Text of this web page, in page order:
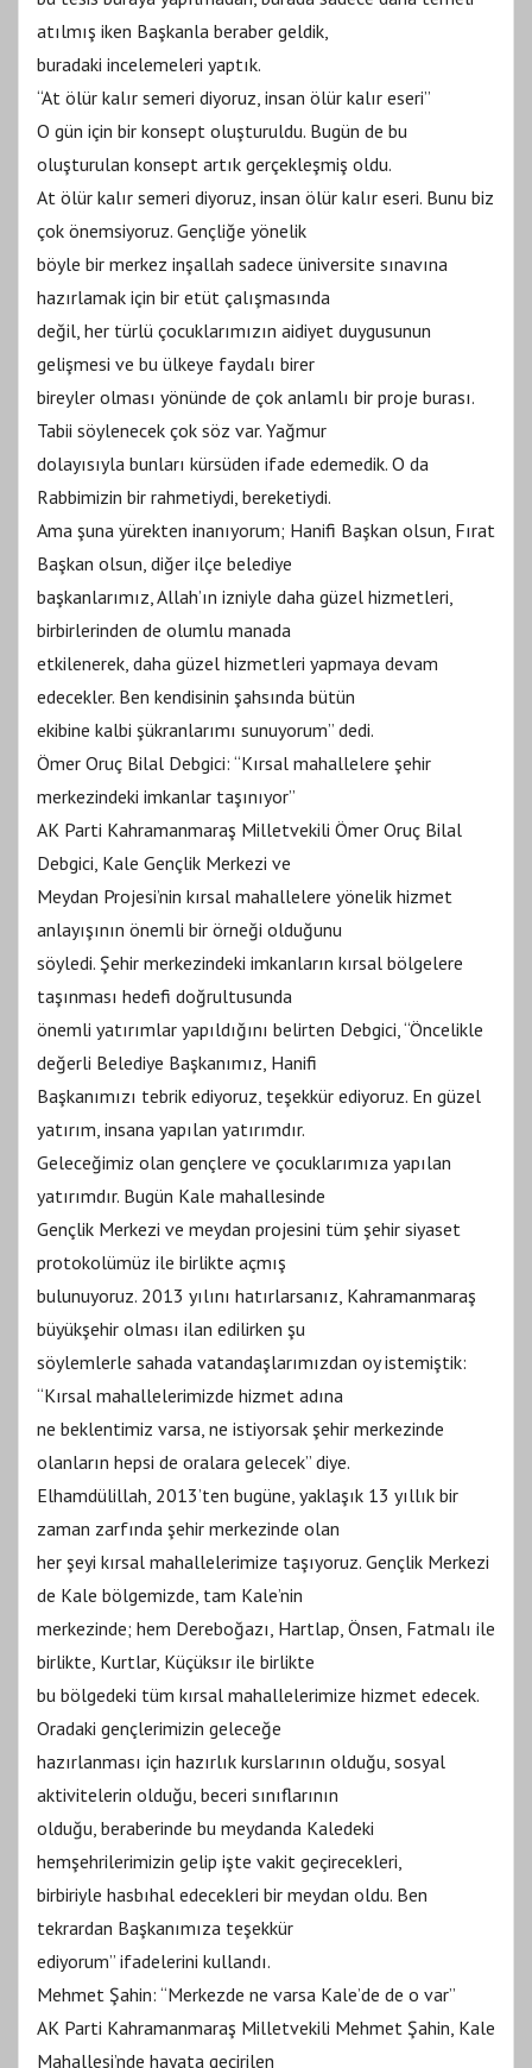
atılmış iken Başkanla beraber geldik,
buradaki incelemeleri yaptık.
“At ölür kalır semeri diyoruz, insan ölür kalır eseri”
O gün için bir konsept oluşturuldu. Bugün de bu
oluşturulan konsept artık gerçekleşmiş oldu.
At ölür kalır semeri diyoruz, insan ölür kalır eseri. Bunu biz
çok önemsiyoruz. Gençliğe yönelik
böyle bir merkez inşallah sadece üniversite sınavına
hazırlamak için bir etüt çalışmasında
değil, her türlü çocuklarımızın aidiyet duygusunun
gelişmesi ve bu ülkeye faydalı birer
bireyler olması yönünde de çok anlamlı bir proje burası.
Tabii söylenecek çok söz var. Yağmur
dolayısıyla bunları kürsüden ifade edemedik. O da
Rabbimizin bir rahmetiydi, bereketiydi.
Ama şuna yürekten inanıyorum; Hanifi Başkan olsun, Fırat
Başkan olsun, diğer ilçe belediye
başkanlarımız, Allah’ın izniyle daha güzel hizmetleri,
birbirlerinden de olumlu manada
etkilenerek, daha güzel hizmetleri yapmaya devam
edecekler. Ben kendisinin şahsında bütün
ekibine kalbi şükranlarımı sunuyorum” dedi.
Ömer Oruç Bilal Debgici: “Kırsal mahallelere şehir
merkezindeki imkanlar taşınıyor”
AK Parti Kahramanmaraş Milletvekili Ömer Oruç Bilal
Debgici, Kale Gençlik Merkezi ve
Meydan Projesi’nin kırsal mahallelere yönelik hizmet
anlayışının önemli bir örneği olduğunu
söyledi. Şehir merkezindeki imkanların kırsal bölgelere
taşınması hedefi doğrultusunda
önemli yatırımlar yapıldığını belirten Debgici, “Öncelikle
değerli Belediye Başkanımız, Hanifi
Başkanımızı tebrik ediyoruz, teşekkür ediyoruz. En güzel
yatırım, insana yapılan yatırımdır.
Geleceğimiz olan gençlere ve çocuklarımıza yapılan
yatırımdır. Bugün Kale mahallesinde
Gençlik Merkezi ve meydan projesini tüm şehir siyaset
protokolümüz ile birlikte açmış
bulunuyoruz. 2013 yılını hatırlarsanız, Kahramanmaraş
büyükşehir olması ilan edilirken şu
söylemlerle sahada vatandaşlarımızdan oy istemiştik:
“Kırsal mahallelerimizde hizmet adına
ne beklentimiz varsa, ne istiyorsak şehir merkezinde
olanların hepsi de oralara gelecek” diye.
Elhamdülillah, 2013’ten bugüne, yaklaşık 13 yıllık bir
zaman zarfında şehir merkezinde olan
her şeyi kırsal mahallelerimize taşıyoruz. Gençlik Merkezi
de Kale bölgemizde, tam Kale’nin
merkezinde; hem Dereboğazı, Hartlap, Önsen, Fatmalı ile
birlikte, Kurtlar, Küçüksır ile birlikte
bu bölgedeki tüm kırsal mahallelerimize hizmet edecek.
Oradaki gençlerimizin geleceğe
hazırlanması için hazırlık kurslarının olduğu, sosyal
aktivitelerin olduğu, beceri sınıflarının
olduğu, beraberinde bu meydanda Kaledeki
hemşehrilerimizin gelip işte vakit geçirecekleri,
birbiriyle hasbıhal edecekleri bir meydan oldu. Ben
tekrardan Başkanımıza teşekkür
ediyorum” ifadelerini kullandı.
Mehmet Şahin: “Merkezde ne varsa Kale’de de o var”
AK Parti Kahramanmaraş Milletvekili Mehmet Şahin, Kale
Mahallesi’nde hayata geçirilen